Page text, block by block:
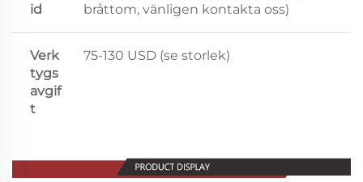
id
bråttom, vänligen kontakta oss)
Verk
tygs
avgif
t
75-130 USD (se storlek)